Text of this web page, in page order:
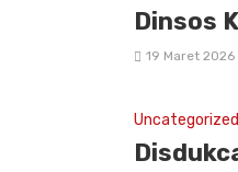
Dinsos
19 Maret 2026
Uncategorized